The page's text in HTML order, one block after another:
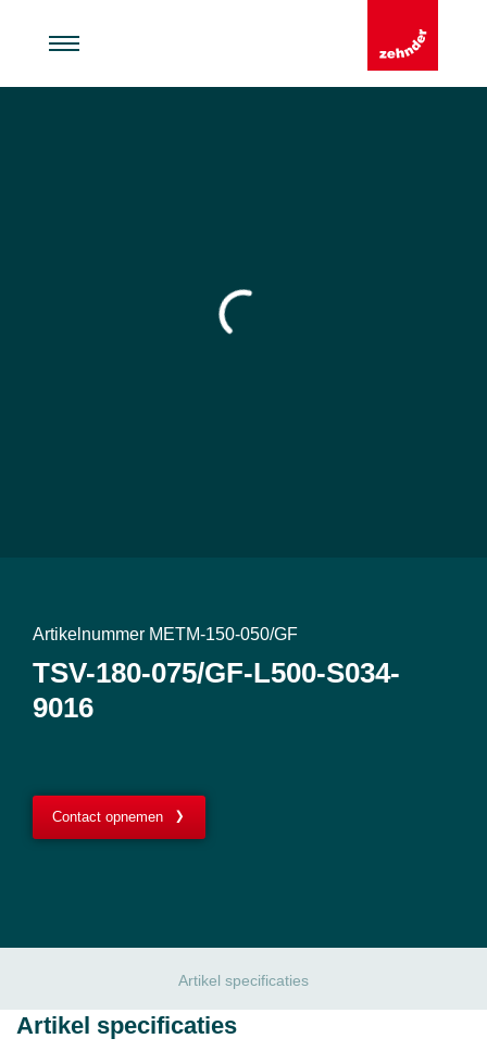
Artikelnummer METM-150-050/GF
TSV-180-075/GF-L500-S034-
9016
Contact opnemen
Artikel specificaties
Artikel specificaties